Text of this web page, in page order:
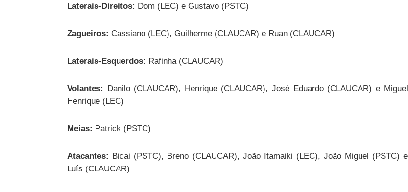
Laterais-Direitos: Dom (LEC) e Gustavo (PSTC)
Zagueiros: Cassiano (LEC), Guilherme (CLAUCAR) e Ruan (CLAUCAR)
Laterais-Esquerdos: Rafinha (CLAUCAR)
Volantes:
Danilo (CLAUCAR), Henrique (CLAUCAR), José Eduardo (CLAUCAR) e Miguel
Henrique (LEC)
Meias: Patrick (PSTC)
Atacantes:
Bicai (PSTC), Breno (CLAUCAR), João Itamaiki (LEC), João Miguel (PSTC) e
Luís (CLAUCAR)